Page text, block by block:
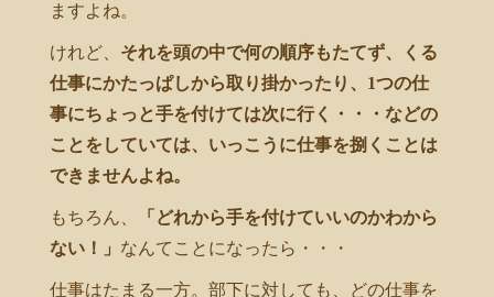
ますよね。
けれど、 それを頭の中で何の順序もたてず、くる
仕事にかたっぱしから取り掛かったり、1つの仕
事にちょっと手を付けては次に行く・・・などの
ことをしていては、いっこうに仕事を捌くことは
できませんよね。
もちろん、
「どれから手を付けていいのかわから
ない！」 なんてことになったら・・・
仕事はたまる一方。部下に対しても、どの仕事を